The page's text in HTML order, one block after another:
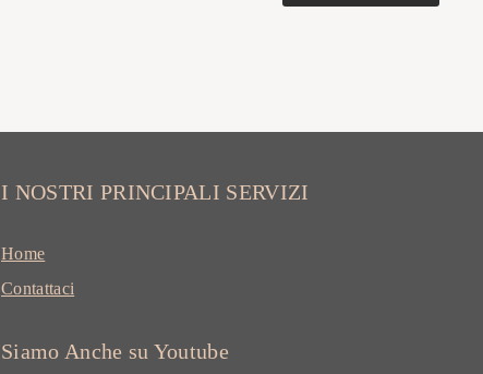
I NOSTRI PRINCIPALI SERVIZI
Home
Contattaci
Siamo Anche su Youtube